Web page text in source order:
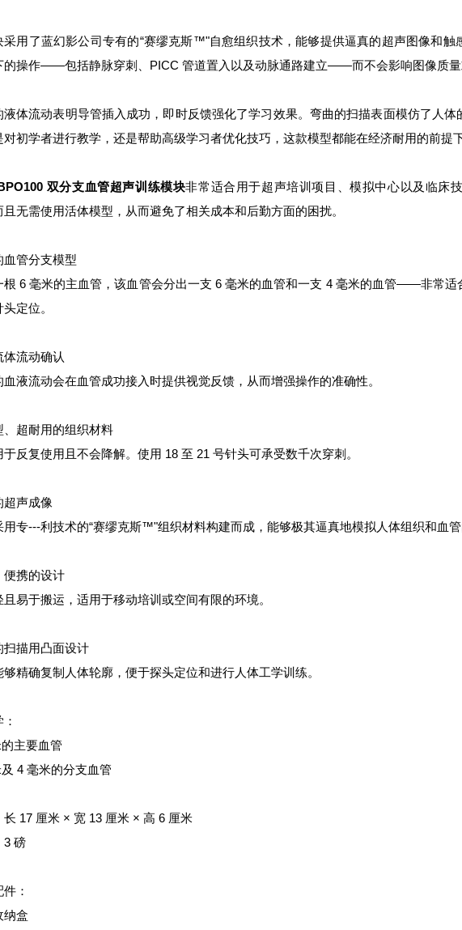
采用了蓝幻影公司专有的“赛缪克斯™"自愈组织技术，能够提供逼真的超声图像和触
的操作——包括静脉穿刺、PICC 管道置入以及动脉通路建立——而不会影响图像质量
液体流动表明导管插入成功，即时反馈强化了学习效果。弯曲的扫描表面模仿了人体
对初学者进行教学，还是帮助高级学习者优化技巧，这款模型都能在经济耐用的前提
双分支血管超声训练模块非常适合用于超声培训项目、模拟中心以及临床
且无需使用活体模型，从而避免了相关成本和后勤方面的困扰。
血管分支模型
根 6 毫米的主血管，该血管会分出一支 6 毫米的血管和一支 4 毫米的血管——非常适
定位。
体流动确认
血液流动会在血管成功接入时提供视觉反馈，从而增强操作的准确性。
、超耐用的组织材料
于反复使用且不会降解。使用 18 至 21 号针头可承受数千次穿刺。
超声成像
用专---利技术的“赛缪克斯™"组织材料构建而成，能够极其逼真地模拟人体组织和血管
便携的设计
且易于搬运，适用于移动培训或空间有限的环境。
扫描用凸面设计
够精确复制人体轮廓，便于探头定位和进行人体工学训练。
主要血管
4 毫米的分支血管
长 17 厘米 × 宽 13 厘米 × 高 6 厘米
3 磅
：
纳盒